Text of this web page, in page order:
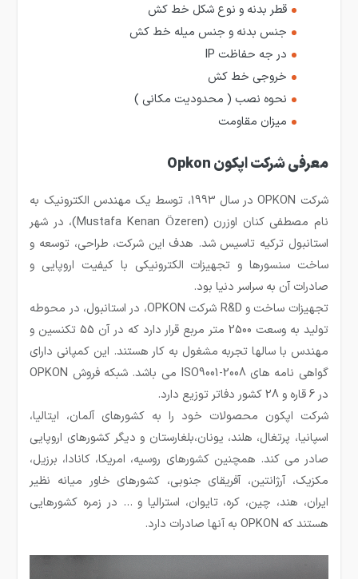
قطر بدنه و نوع شکل خط کش
جنس بدنه و جنس میله خط کش
در جه حفاظت IP
خروجی خط کش
نحوه نصب ( محدودیت مکانی )
میزان مقاومت
معرفی شرکت اپکون Opkon
شرکت OPKON در سال 1993، توسط یک مهندس الکترونیک به
نام مصطفی کنان اوزرن (Mustafa Kenan Özeren)، در شهر
استانبول ترکیه تاسیس شد. هدف این شرکت، طراحی، توسعه و
ساخت سنسورها و تجهیزات الکترونیکی با کیفیت اروپایی و
صادرات آن به سراسر دنیا بود.
تجهیزات ساخت و R&D شرکت OPKON، در استانبول، در محوطه
تولید به وسعت 2500 متر مربع قرار دارد که در آن 55 تکنسین و
مهندس با سالها تجربه مشغول به کار هستند. این کمپانی دارای
گواهی نامه های ISO9001-2008 می باشد. شبکه فروش OPKON
در 6 قاره و 28 کشور دفاتر توزیع دارد.
شرکت اپکون محصولات خود را به کشورهای آلمان، ایتالیا،
اسپانیا، پرتغال، هلند، یونان،بلغارستان و دیگر کشورهای اروپایی
صادر می کند. همچنین کشورهای روسیه، امریکا، کانادا، برزیل،
مکزیک، آرژانتین، آفریقای جنوبی، کشورهای خاور میانه نظیر
ایران، هند، چین، کره، تایوان، استرالیا و … در زمره کشورهایی
هستند که OPKON به آنها صادرات دارد.